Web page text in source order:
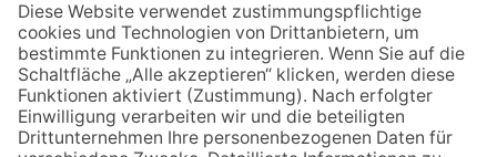
Tanzsport
Turnen/Fitness/Gymnastik
Volleyball